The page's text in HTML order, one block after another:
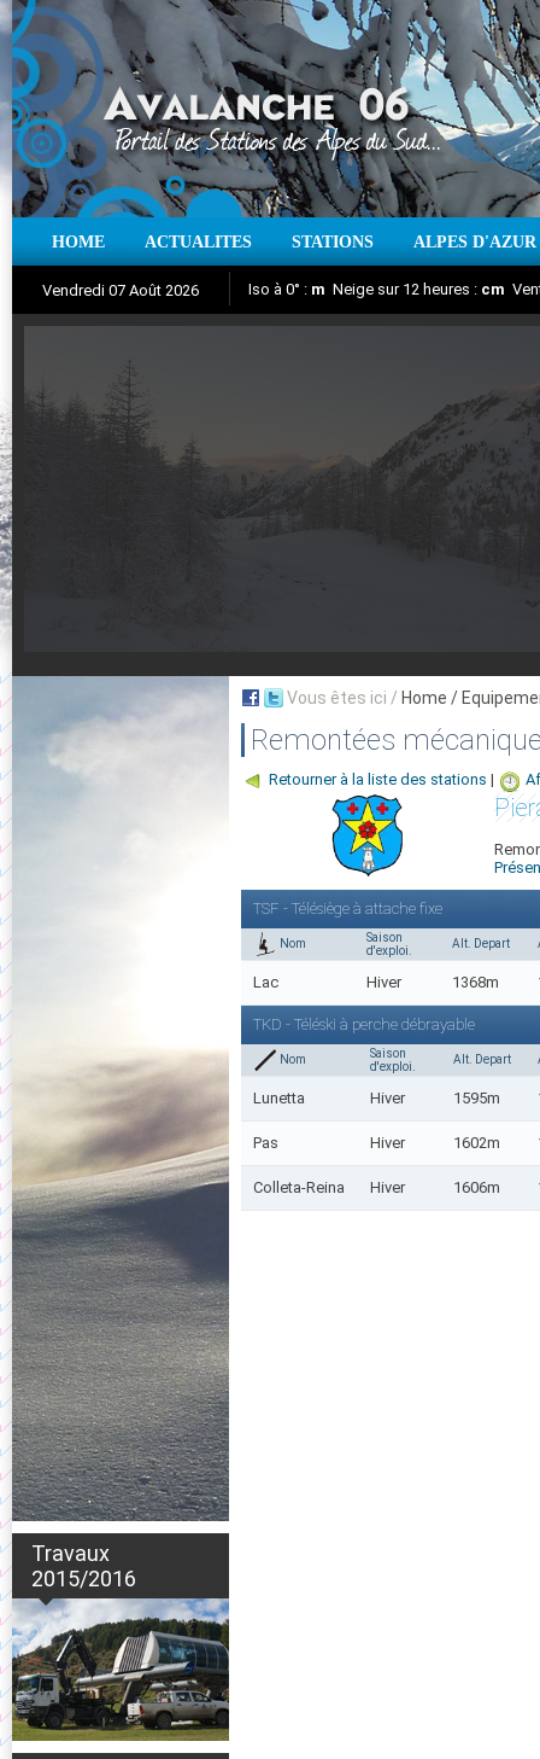
HOME ACTUALITES STATIONS ALPES D'AZUR
Vendredi 07 Août 2026 Iso à 0° : m Neige sur 12 heures : cm
Travaux
2015/2016
Vous êtes ici / Home /
Remontées
Retourner à la liste des stations |
TSF - Télésiège à attache fixe
Nom
Saison
d'exploi.
Alt. Depart
Lac Hiver 1368m
TKD - Téléski à perche débrayable
Nom
Saison
d'exploi.
Alt. Depart
Lunetta Hiver 1595m
Pas Hiver 1602m
Colleta-Reina Hiver 1606m